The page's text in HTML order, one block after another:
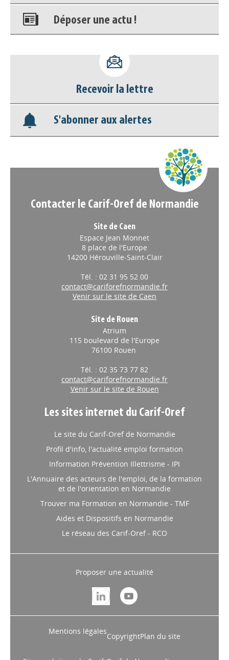
Déposer une actu !
déconnecter)
Base documentaire
Nos veilles Scoop.it
Recevoir la lettre
S'abonner aux alertes
Contacter le Carif-Oref de Normandie
Site de Caen
Espace Jean Monnet
8 place de l'Europe
14200 Hérouville-Saint-Clair
Tél. : 02 31 95 52 00
contact@cariforefnormandie.fr
Venir sur le site de Caen
Site de Rouen
Atrium
115 boulevard de l'Europe
76100 Rouen
Tél. : 02 35 73 77 82
contact@cariforefnormandie.fr
Venir sur le site de Rouen
Les sites internet du Carif-Oref
Le site du Carif-Oref de Normandie
Profil d'info, l'actualité emploi formation
Information Prévention Illettrisme - IPI
L'Annuaire des acteurs de l'emploi, de la formation
et de l'orientation en Normandie
Trouver ma Formation en Normandie - TMF
Aides et Dispositifs en Normandie
Le réseau des Carif-Oref - RCO
Proposer une actualité
Mentions légales
CopyrightPlan du site